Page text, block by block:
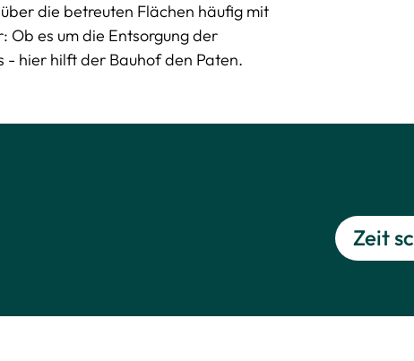
die betreuten Flächen häufig mit
Ob es um die Entsorgung der
- hier hilft der Bauhof den Paten.
Zeit